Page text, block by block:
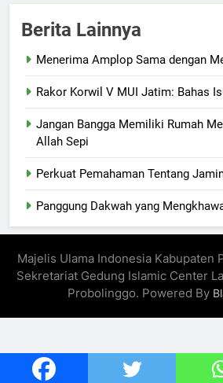
Berita Lainnya
Menerima Amplop Sama dengan
Rakor Korwil V MUI Jatim: Bahas
Jangan Bangga Memiliki Rumah
Allah Sepi
Perkuat Pemahaman Tentang
Panggung Dakwah yang
Majelis Ulama Indonesia Kabupaten
Sekretariat Gedung Islamic Center
Probolinggo. Powered By